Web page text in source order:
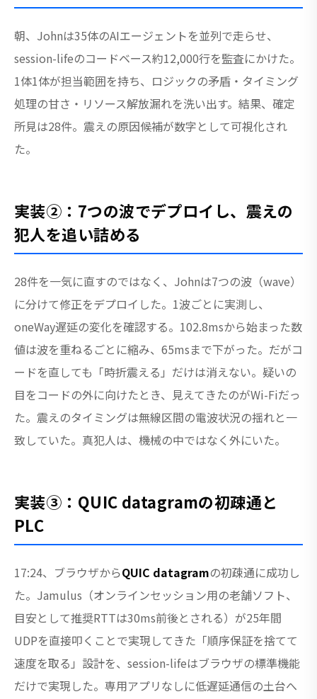
朝、Johnは35体のAIエージェントを並列で走らせ、
session-lifeのコードベース約12,000行を監査にかけた。
1体1体が担当範囲を持ち、ロジックの矛盾・タイミング
処理の甘さ・リソース解放漏れを洗い出す。結果、確定
所見は28件。震えの原因候補が数字として可視化され
た。
実装②：7つの波でデプロイし、震えの
犯人を追い詰める
28件を一気に直すのではなく、Johnは7つの波（wave）
に分けて修正をデプロイした。1波ごとに実測し、
oneWay遅延の変化を確認する。102.8msから始まった数
値は波を重ねるごとに縮み、65msまで下がった。だがコ
ードを直しても「時折震える」だけは消えない。疑いの
目をコードの外に向けたとき、見えてきたのがWi-Fiだっ
た。震えのタイミングは無線区間の電波状況の揺れと一
致していた。真犯人は、機械の中ではなく外にいた。
実装③：QUIC datagramの初疎通と
PLC
17:24、ブラウザからQUIC datagramの初疎通に成功し
た。Jamulus（オンラインセッション用の老舗ソフト、
目安として推奨RTTは30ms前後とされる）が25年間
UDPを直接叩くことで実現してきた「順序保証を捨てて
速度を取る」設計を、session-lifeはブラウザの標準機能
だけで実現した。専用アプリなしに低遅延通信の土台へ